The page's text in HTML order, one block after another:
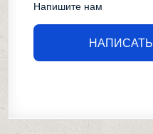
Напишите нам
НАПИСАТЬ